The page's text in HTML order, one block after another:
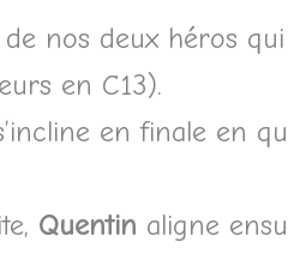
nos deux héros
en C13).
en finale en
Quentin aligne